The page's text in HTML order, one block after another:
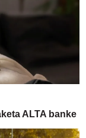
ALTA banke